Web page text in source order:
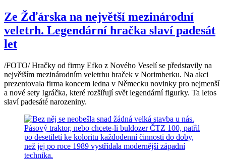
Ze Žďárska na největší mezinárodní
veletrh. Legendární hračka slaví padesát
let
/FOTO/ Hračky od firmy Efko z Nového Veselí se představily na
největším mezinárodním veletrhu hraček v Norimberku. Na akci
prezentovala firma koncem ledna v Německu novinky pro nejmenší
a nové sety Igráčka, které rozšiřují svět legendární figurky. Ta letos
slaví padesáté narozeniny.